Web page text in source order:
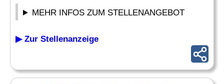
MEHR INFOS ZUM STELLENANGEBOT
▶ Zur Stellenanzeige